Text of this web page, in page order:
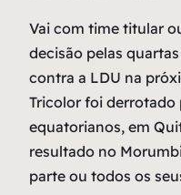
Vai com time titular
decisão pelas
contra a LDU na
Tricolor foi derrotado
equatorianos, em
resultado no
parte ou todos os